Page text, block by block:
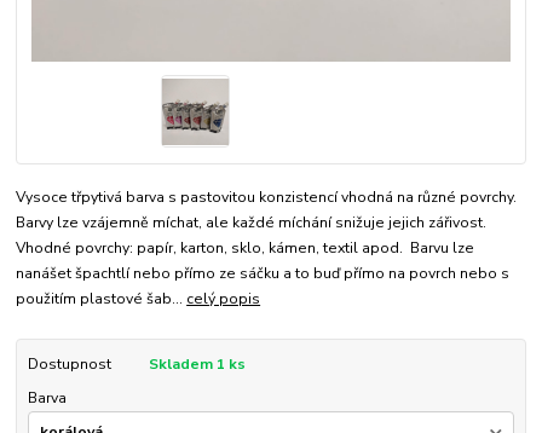
Vysoce třpytivá barva s pastovitou konzistencí vhodná na různé povrchy.
Barvy lze vzájemně míchat, ale každé míchání snižuje jejich zářivost.
Vhodné povrchy: papír, karton, sklo, kámen, textil apod. Barvu lze
nanášet špachtlí nebo přímo ze sáčku a to buď přímo na povrch nebo s
použitím plastové šab... celý popis
Dostupnost
Skladem 1 ks
Barva